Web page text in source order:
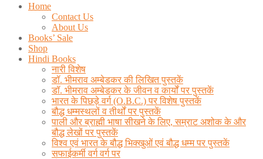
Home
Contact Us
About Us
Books’ Sale
Shop
Hindi Books
नारी विशेष
डॉ. भीमराव अम्बेडकर की लिखित पुस्तकें
डॉ. भीमराव अम्बेडकर के जीवन व कार्यों पर पुस्तकें
भारत के पिछड़े वर्ग (O.B.C.) पर विशेष पुस्तकें
बौद्ध धम्मस्थलों व तीर्थों पर पुस्तकें
पाली और ब्राह्मी भाषा सीखने के लिए, सम्राट अशोक के और
बौद्ध लेखों पर पुस्तकें
विश्व एवं भारत के बौद्ध भिक्खुओं एवं बौद्ध धम्म पर पुस्तकें
सफाईकर्मी वर्ग वर्ग पर